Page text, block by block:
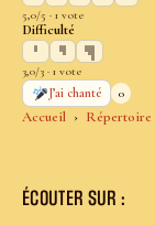
Accueil Répertoire
5,0/5 · 1 vote
Difficulté
3,0/3 · 1 vote
J’ai chanté
0
ÉCOUTER SUR :